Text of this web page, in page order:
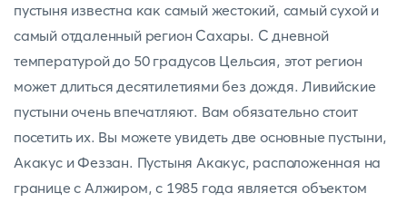
пустыня известна как самый жестокий, самый сухой и
самый отдаленный регион Сахары. С дневной
температурой до 50 градусов Цельсия, этот регион
может длиться десятилетиями без дождя. Ливийские
пустыни очень впечатляют. Вам обязательно стоит
посетить их. Вы можете увидеть две основные пустыни,
Акакус и Феззан. Пустыня Акакус, расположенная на
границе с Алжиром, с 1985 года является объектом